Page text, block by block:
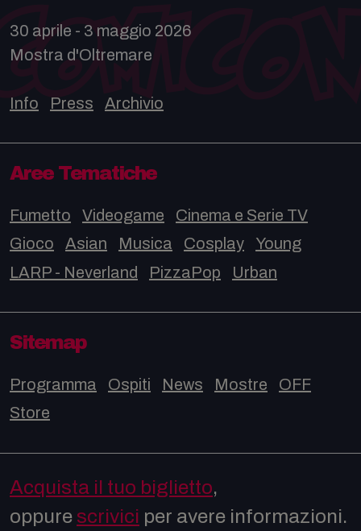
30 aprile - 3 maggio 2026
Mostra d'Oltremare
Info Press Archivio
Aree Tematiche
Fumetto Videogame
Cinema e Serie TV
Gioco
Asian Musica Cosplay
Young
LARP - Neverland
PizzaPop Urban
Sitemap
Programma Ospiti News Mostre
OFF
Store
Acquista il tuo biglietto,
oppure scrivici per avere informazioni.